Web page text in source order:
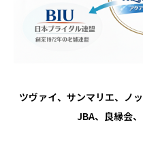
ツヴァイ、サンマリエ、ノ
JBA、良縁会